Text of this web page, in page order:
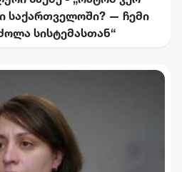
საქართველოში? — ჩემი
სისტემასთან“